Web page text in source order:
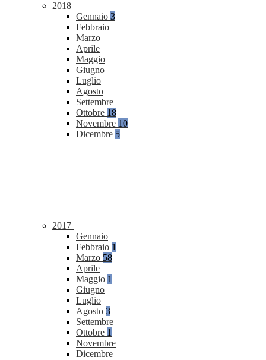
2018
Gennaio 3
Febbraio
Marzo
Aprile
Maggio
Giugno
Luglio
Agosto
Settembre
Ottobre 18
Novembre 10
Dicembre 5
2017
Gennaio
Febbraio 1
Marzo 58
Aprile
Maggio 1
Giugno
Luglio
Agosto 3
Settembre
Ottobre 1
Novembre
Dicembre